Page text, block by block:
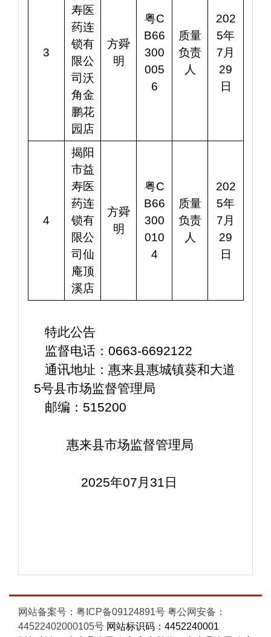
3
寿医
药连
锁有
限公
司沃
角金
鹏花
园店
方舜
明
粤C
B66
300
005
6
质量
负责
人
202
5年
7月
29
日
4
揭阳
市益
寿医
药连
锁有
限公
司仙
庵顶
溪店
方舜
明
粤C
B66
300
010
4
质量
负责
人
202
5年
7月
29
日
特此公告
监督电话：0663-6692122
通讯地址：惠来县惠城镇葵和大道
5号县市场监督管理局
邮编：515200
惠来县市场监督管理局
2025年07月31日
网站备案号：粤ICP备09124891号 粤公网安备：
44522402000105号 网站标识码：4452240001